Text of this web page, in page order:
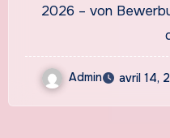
2026 – von
Admin avril 14,